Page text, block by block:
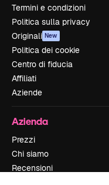
Termini e condizioni
Politica sulla privacy
Originali New
Politica dei cookie
Centro di fiducia
Affiliati
Aziende
Azienda
Prezzi
Chi siamo
Recensioni